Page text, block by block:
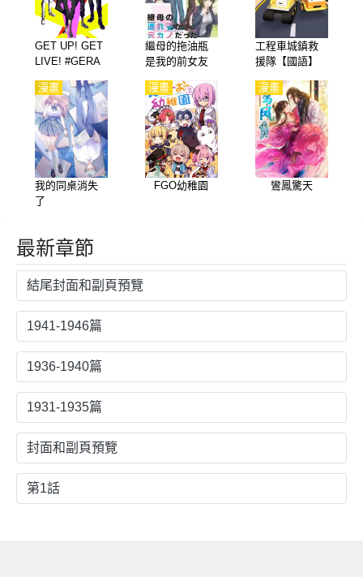
GET UP! GET
LIVE! #GERA
繼母的拖油瓶
是我的前女友
是我的前女
友）【日語】
工程車城鎮救
援隊【國語】
我的同桌消失
了
漫畫
FGO幼稚園
漫畫
鸞鳳驚天
漫畫
最新章節
結尾封面和副頁預覽
1941-1946篇
1936-1940篇
1931-1935篇
封面和副頁預覽
第1話